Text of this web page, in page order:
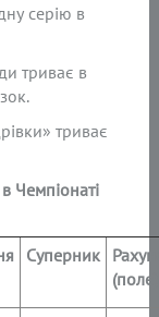
серію в
триває в
триває
Чемпіонаті
Суперник
(поле)